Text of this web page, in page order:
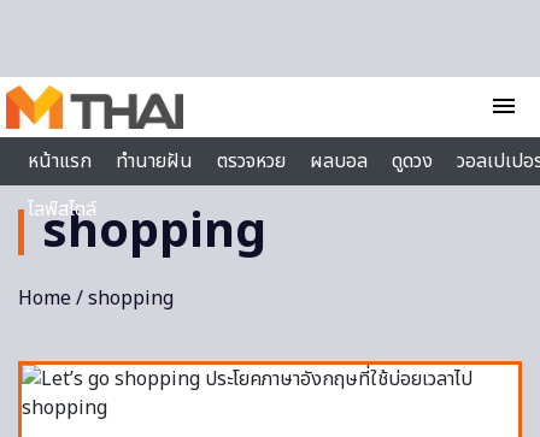
menu
หน้าแรก
ทำนายฝัน ตรวจหวย ผลบอล ดูดวง
วอลเปเป
ไลฟ์สไตล์
shopping
Home/ shopping